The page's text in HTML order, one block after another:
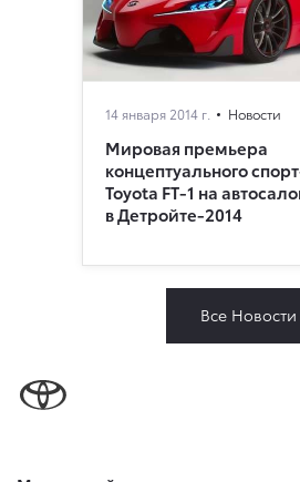
14 января 2014 г. Новости
Мировая премьера
концептуального
Toyota FT-1 на
в Детройте-2014
Все Новости